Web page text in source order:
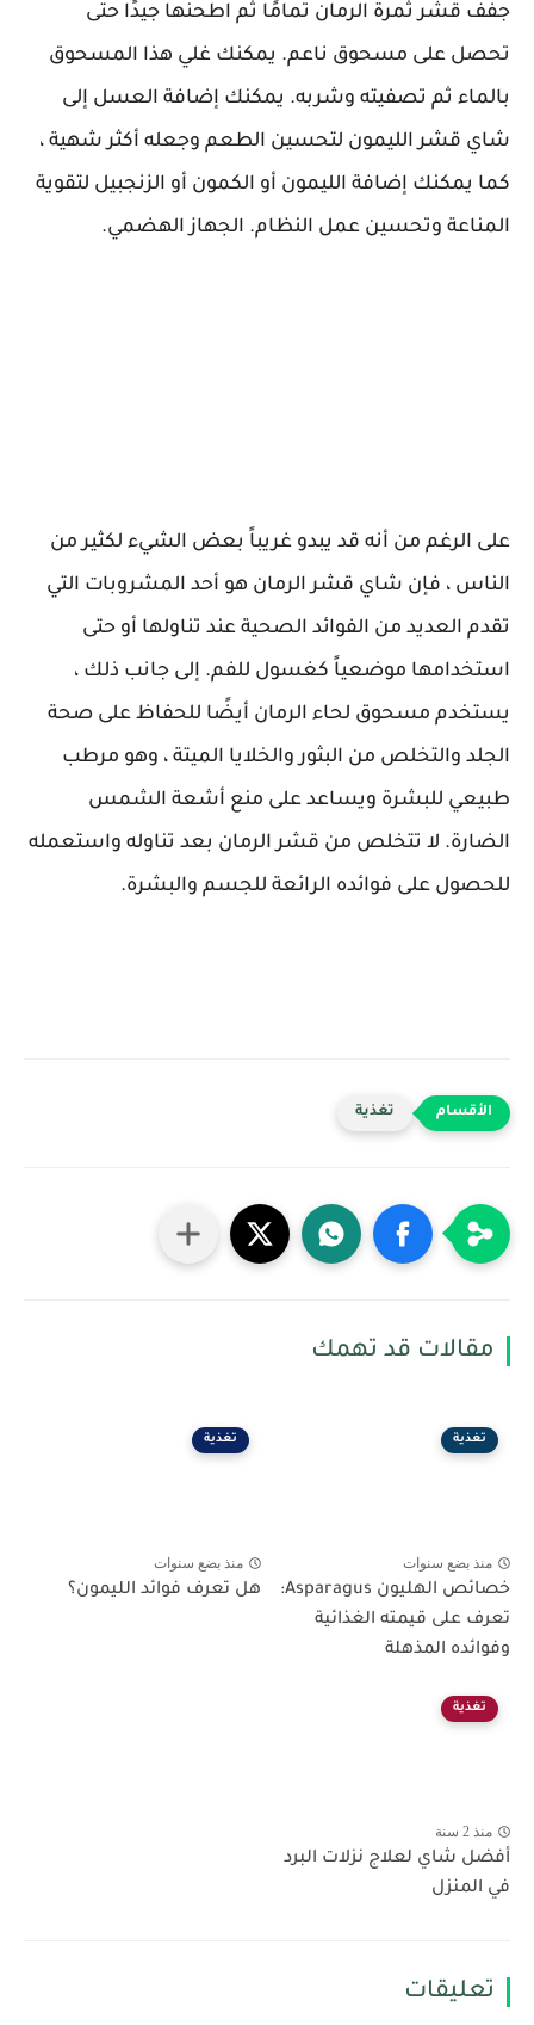
جفف قشر ثمرة الرمان تمامًا ثم اطحنها جيدًا حتى
تحصل على مسحوق ناعم. يمكنك غلي هذا المسحوق
بالماء ثم تصفيته وشربه. يمكنك إضافة العسل إلى
شاي قشر الليمون لتحسين الطعم وجعله أكثر شهية ،
كما يمكنك إضافة الليمون أو الكمون أو الزنجبيل لتقوية
المناعة وتحسين عمل النظام. الجهاز الهضمي.
على الرغم من أنه قد يبدو غريباً بعض الشيء لكثير من
الناس ، فإن شاي قشر الرمان هو أحد المشروبات التي
تقدم العديد من الفوائد الصحية عند تناولها أو حتى
استخدامها موضعياً كغسول للفم. إلى جانب ذلك ،
يستخدم مسحوق لحاء الرمان أيضًا للحفاظ على صحة
الجلد والتخلص من البثور والخلايا الميتة ، وهو مرطب
طبيعي للبشرة ويساعد على منع أشعة الشمس
الضارة. لا تتخلص من قشر الرمان بعد تناوله واستعمله
للحصول على فوائده الرائعة للجسم والبشرة.
تغذية
مقالات قد تهمك
تغذية
منذ بضع سنوات
خصائص الهليون Asparagus:
تعرف على قيمته الغذائية
وفوائده المذهلة
تغذية
منذ بضع سنوات
هل تعرف فوائد الليمون؟
تغذية
منذ 2 سنة
أفضل شاي لعلاج نزلات البرد
في المنزل
تعليقات